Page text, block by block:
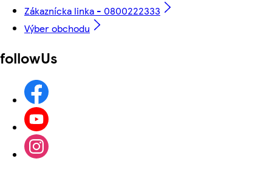
Zákaznícka linka - 0800222333
Výber obchodu
followUs